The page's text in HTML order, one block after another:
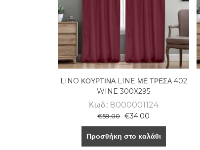
LINO ΚΟΥΡΤΙΝΑ LINE ΜΕ ΤΡΕΣΑ 402
WINE 300X295
Κωδ.: 8000001124
€59.00 €34.00
Προσθήκη στο καλάθι